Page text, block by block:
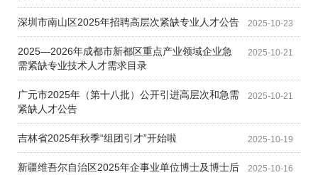
2025-10-23
深圳市南山区2025年招聘高层次紧缺专业人才公告
2025-10-21
2025—2026年成都市新都区重点产业领域企业急
需紧缺专业技术人才需求目录
2025-10-21
广元市2025年（第十八批）公开引进高层次和急需
紧缺人才公告
2025-10-19
吉林省2025年秋季“组团引才”开始啦
2025-10-16
新疆维吾尔自治区2025年企事业单位博士及博士后